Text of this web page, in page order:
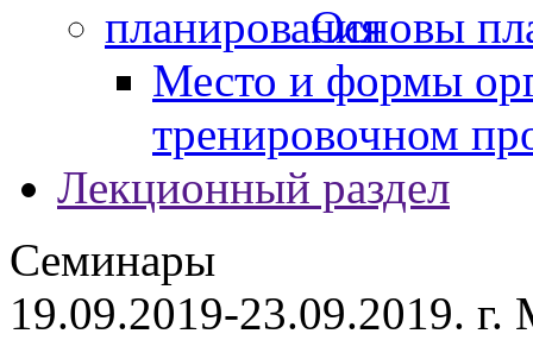
Основы
Место и формы
тренировочном
Лекционный раздел
Семинары
19.09.2019-23.09.2019. г.